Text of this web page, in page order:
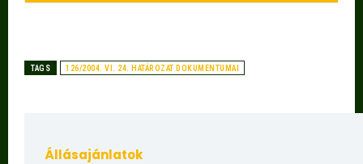
TAGS 126/2004. VI. 24. HATÁROZAT DOKUMENTUMAI
Állásajánlatok